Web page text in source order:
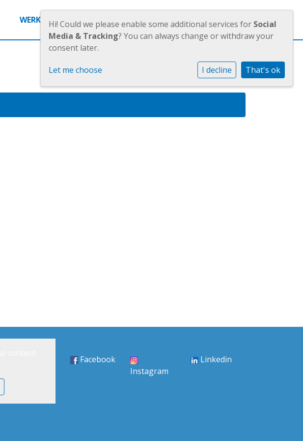
WERKEN BIJ OUDERS JAARVERSLAGEN
Facebook
Instagram
Linkedin
Hi! Could we please enable some additional services for Social
Media & Tracking? You can always change or withdraw your
consent later.
Let me choose I decline That's ok